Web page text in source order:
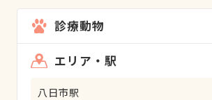
診療動物
エリア・駅
八日市駅